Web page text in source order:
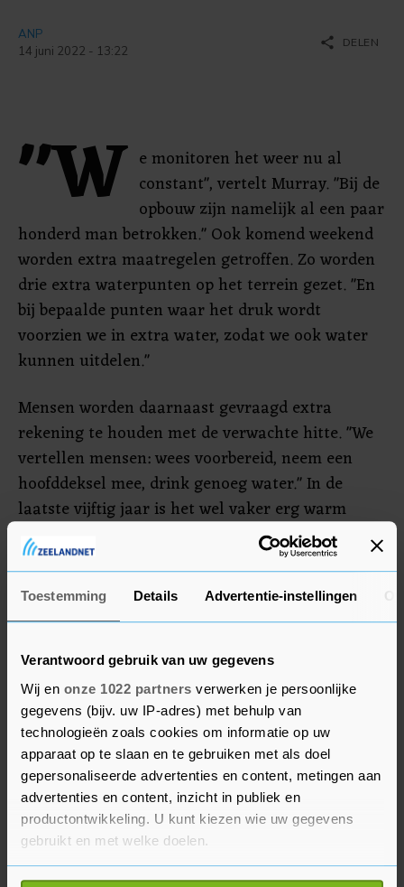
Toestemming Details Advertentie-instellingen
Verantwoord gebruik van uw gegevens
Wij en onze 1022 partners verwerken je persoonlijke
gegevens (bijv. uw IP-adres) met behulp van
technologieën zoals cookies om informatie op uw
apparaat op te slaan en te gebruiken met als doel
gepersonaliseerde advertenties en content, metingen aan
advertenties en content, inzicht in publiek en
productontwikkeling. U kunt kiezen wie uw gegevens
gebruikt en met welke doelen.
Als u het toestaat, willen we ook graag:
ANP
14 juni 2022 - 13:22
share DELEN
"W e monitoren het weer nu al
constant", vertelt Murray. "Bij de
opbouw zijn namelijk al een paar
honderd man betrokken." Ook komend weekend
worden extra maatregelen getroffen. Zo worden
drie extra waterpunten op het terrein gezet. "En
bij bepaalde punten waar het druk wordt
voorzien we in extra water, zodat we ook water
kunnen uitdelen."
Mensen worden daarnaast gevraagd extra
rekening te houden met de verwachte hitte. "We
vertellen mensen: wees voorbereid, neem een
hoofddeksel mee, drink genoeg water." In de
laatste vijftig jaar is het wel vaker erg warm
geweest tijdens het festival, vertelt Murray, "dus
we zijn erop voorbereid". Maar, benadrukt de
festivalmanager, "we hopen dat mensen goed op
zichzelf letten".